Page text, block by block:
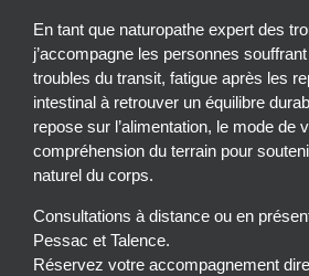
En tant que naturopathe expert des
j’accompagne les personnes
troubles du transit, fatigue après les
intestinal à retrouver un équilibre
repose sur l’alimentation, le mode de
compréhension du terrain pour
naturel du corps.
Consultations à distance ou en
Pessac et Talence.
Réservez votre accompagnement